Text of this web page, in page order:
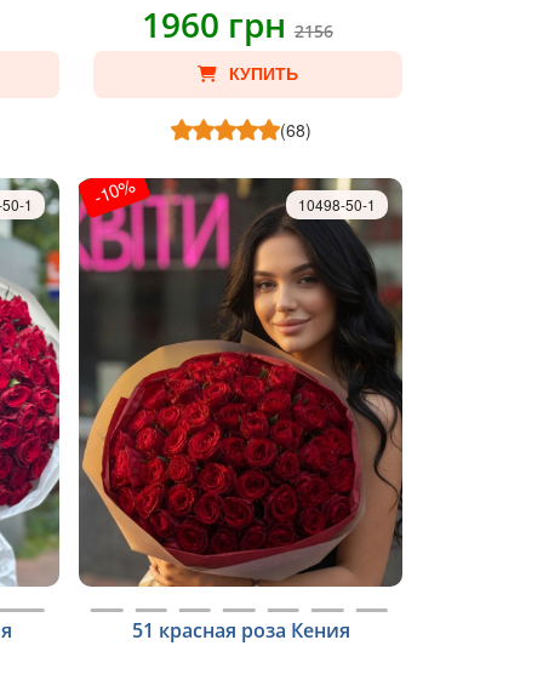
1960 грн2156
КУПИТЬ
(68)
1 -10%
51 красная роза Кения
10498-50-1